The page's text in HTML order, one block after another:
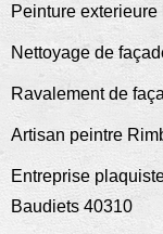
Peinture
Nettoyage de
Ravalement de
Artisan peintre
Entreprise
Baudiets 40310